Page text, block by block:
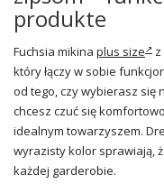
produkte
Fuchsia mikina plus size
który łączy w sobie
od tego, czy wybierasz się
chcesz czuć się
idealnym towarzyszem.
wyrazisty kolor sprawiają,
każdej garderobie.